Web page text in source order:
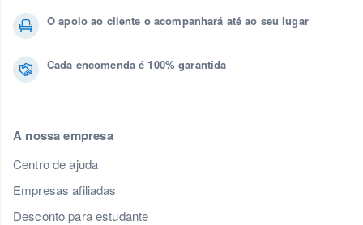
O apoio ao cliente o acompanhará até ao seu lugar
Cada encomenda é 100% garantida
A nossa empresa
Centro de ajuda
Empresas afiliadas
Desconto para estudante